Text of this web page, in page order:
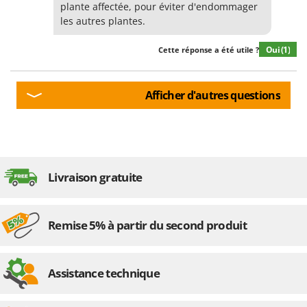
Perches Élagueuses
Pétrins à Spirale
Plateaux de coupe pour tracteur
Plumeuses
Postes à souder
Poussoirs à saucisse
Pressoirs à fruits
Francini
Gardena
Garofalo
GeoTech
Ginko - MGM
Girmi
GreenBay
plante affectée, pour éviter d'endommager
les autres plantes.
Cette réponse a été utile ? Oui(1)
Afficher d'autres questions
Livraison gratuite
Remise 5% à partir du second produit
Assistance technique